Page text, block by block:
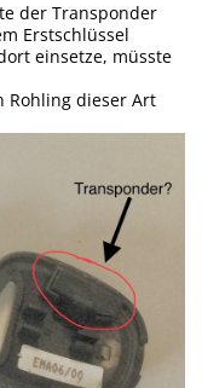
der Transponder
Erstschlüssel
einsetze, müsste
Rohling dieser Art